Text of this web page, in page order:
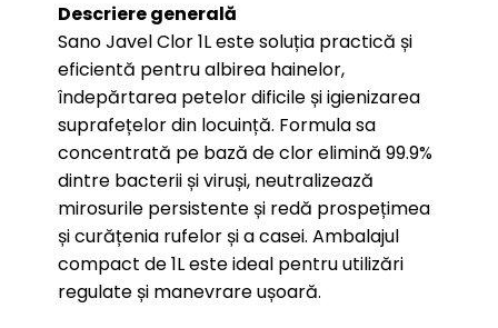
Descriere generală
Sano Javel Clor 1L este soluția practică și
eficientă pentru albirea hainelor,
îndepărtarea petelor dificile și igienizarea
suprafețelor din locuință. Formula sa
concentrată pe bază de clor elimină 99.9%
dintre bacterii și viruși, neutralizează
mirosurile persistente și redă prospețimea
și curățenia rufelor și a casei. Ambalajul
compact de 1L este ideal pentru utilizări
regulate și manevrare ușoară.